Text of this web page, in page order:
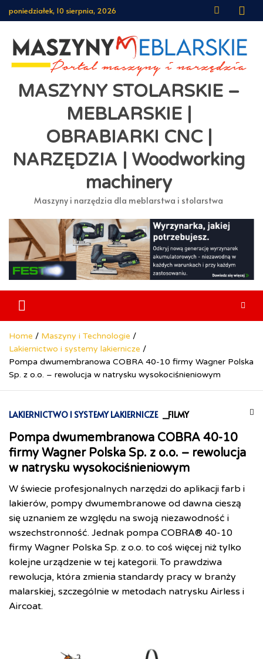
poniedziałek, 10 sierpnia, 2026
MASZYNY STOLARSKIE –
MEBLARSKIE |
OBRABIARKI CNC |
NARZĘDZIA | Woodworking
machinery
Maszyny i narzędzia dla meblarstwa i stolarstwa
Home
Maszyny i Technologie
Lakiernictwo i systemy lakiernicze
Pompa dwumembranowa COBRA 40-10 firmy Wagner Polska
Sp. z o.o. – rewolucja w natrysku wysokociśnieniowym
LAKIERNICTWO I SYSTEMY LAKIERNICZE _FILMY
Pompa dwumembranowa COBRA 40-10
firmy Wagner Polska Sp. z o.o. – rewolucja
w natrysku wysokociśnieniowym
W świecie profesjonalnych narzędzi do aplikacji farb i
lakierów, pompy dwumembranowe od dawna cieszą
się uznaniem ze względu na swoją niezawodność i
wszechstronność. Jednak pompa COBRA® 40-10
firmy Wagner Polska Sp. z o.o. to coś więcej niż tylko
kolejne urządzenie w tej kategorii. To prawdziwa
rewolucja, która zmienia standardy pracy w branży
malarskiej, szczególnie w metodach natrysku Airless i
Aircoat.